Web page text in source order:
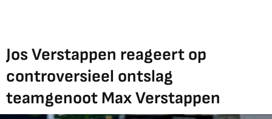
Jos Verstappen reageert op
controversieel ontslag
teamgenoot Max Verstappen